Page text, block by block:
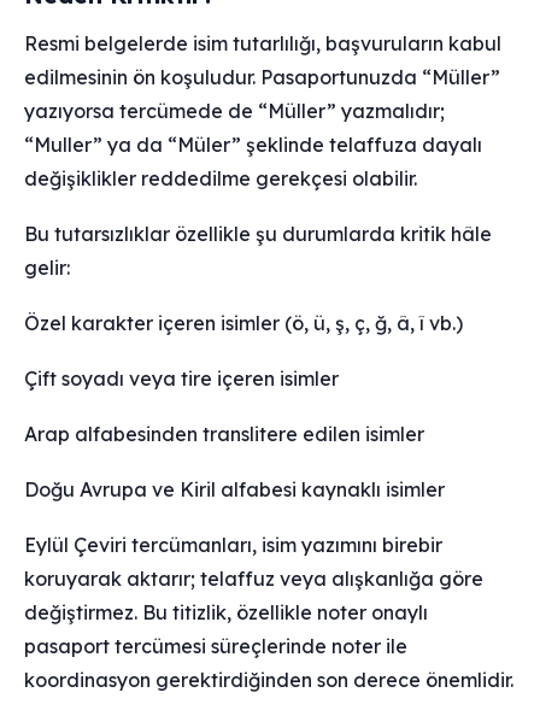
Resmi belgelerde isim tutarlılığı, başvuruların kabul
edilmesinin ön koşuludur. Pasaportunuzda “Müller”
yazıyorsa tercümede de “Müller” yazmalıdır;
“Muller” ya da “Müler” şeklinde telaffuza dayalı
değişiklikler reddedilme gerekçesi olabilir.
Bu tutarsızlıklar özellikle şu durumlarda kritik hâle
gelir:
Özel karakter içeren isimler (ö, ü, ş, ç, ğ, â, î vb.)
Çift soyadı veya tire içeren isimler
Arap alfabesinden translitere edilen isimler
Doğu Avrupa ve Kiril alfabesi kaynaklı isimler
Eylül Çeviri tercümanları, isim yazımını birebir
koruyarak aktarır; telaffuz veya alışkanlığa göre
değiştirmez. Bu titizlik, özellikle noter onaylı
pasaport tercümesi süreçlerinde noter ile
koordinasyon gerektirdiğinden son derece önemlidir.